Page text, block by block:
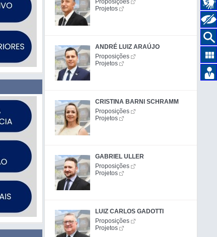
Proposições
Projetos
ANDRÉ LUIZ ARAÚJO
Proposições
Projetos
CRISTINA BARNI SCHRAMM
Proposições
Projetos
GABRIEL ULLER
Proposições
Projetos
LUIZ CARLOS GADOTTI
Proposições
Projetos